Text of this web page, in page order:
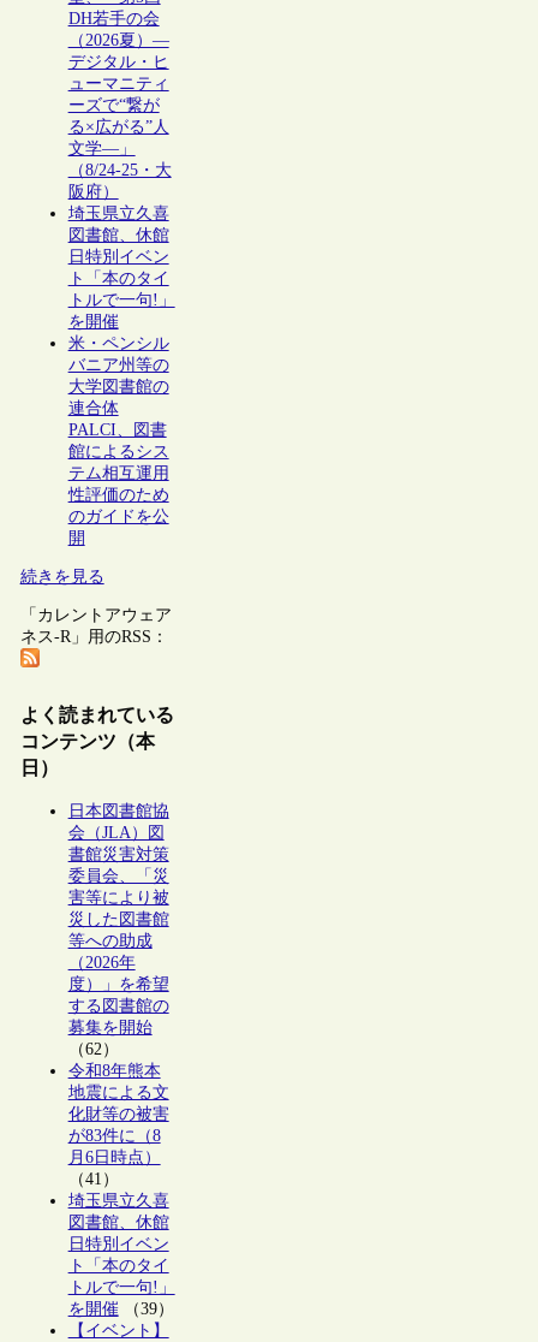
DH若手の会
（2026夏）―
デジタル・ヒ
ューマニティ
ーズで“繋が
る×広がる”人
文学―」
（8/24-25・大
阪府）
埼玉県立久喜
図書館、休館
日特別イベン
ト「本のタイ
トルで一句!」
を開催
米・ペンシル
バニア州等の
大学図書館の
連合体
PALCI、図書
館によるシス
テム相互運用
性評価のため
のガイドを公
開
続きを見る
「カレントアウェア
ネス-R」用のRSS：
よく読まれている
コンテンツ（本
日）
日本図書館協
会（JLA）図
書館災害対策
委員会、「災
害等により被
災した図書館
等への助成
（2026年
度）」を希望
する図書館の
募集を開始
（62）
令和8年熊本
地震による文
化財等の被害
が83件に（8
月6日時点）
（41）
埼玉県立久喜
図書館、休館
日特別イベン
ト「本のタイ
トルで一句!」
を開催（39）
【イベント】